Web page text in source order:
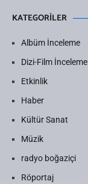
KATEGORILER
Albüm İnceleme
Dizi-Film İnceleme
Etkinlik
Haber
Kültür Sanat
Müzik
radyo boğaziçi
Röportaj